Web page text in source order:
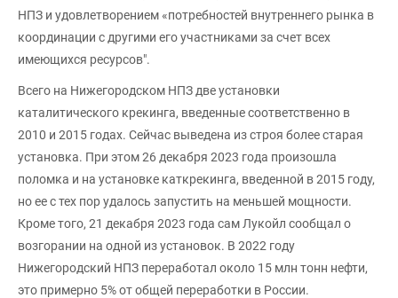
НПЗ и удовлетворением «потребностей внутреннего рынка в
координации с другими его участниками за счет всех
имеющихся ресурсов".
Всего на Нижегородском НПЗ две установки
каталитического крекинга, введенные соответственно в
2010 и 2015 годах. Сейчас выведена из строя более старая
установка. При этом 26 декабря 2023 года произошла
поломка и на установке каткрекинга, введенной в 2015 году,
но ее с тех пор удалось запустить на меньшей мощности.
Кроме того, 21 декабря 2023 года сам Лукойл сообщал о
возгорании на одной из установок. В 2022 году
Нижегородский НПЗ переработал около 15 млн тонн нефти,
это примерно 5% от общей переработки в России.